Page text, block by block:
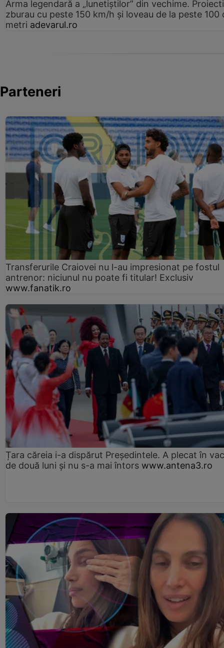
Arma legendară a „lunetiștilor” din vechime.
zburau cu peste 150 km/h și loveau de la peste 100
metri adevarul.ro
Parteneri
Transferurile Craiovei nu l-au impresionat pe fostul
antrenor: niciunul nu poate fi titular! Exclusiv
www.fanatik.ro
Țara căreia i-a dispărut Președintele. A plecat în
de două luni și nu s-a mai întors www.antena3.ro